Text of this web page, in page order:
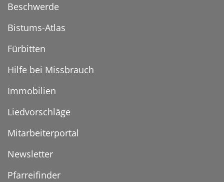
Beschwerde
Bistums-Atlas
Fürbitten
Hilfe bei Missbrauch
Immobilien
Liedvorschläge
Mitarbeiterportal
Newsletter
Pfarreifinder